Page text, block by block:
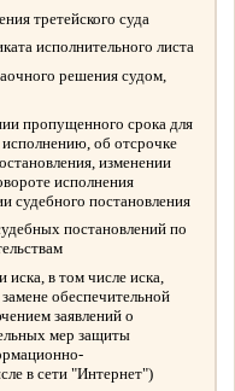
третейского суда
исполнительного листа
решения судом,
пропущенного срока для
исполнению, об отсрочке
изменении
исполнения
судебного постановления
постановлений по
в том числе иска,
обеспечительной
заявлений о
мер защиты
в сети "Интернет")